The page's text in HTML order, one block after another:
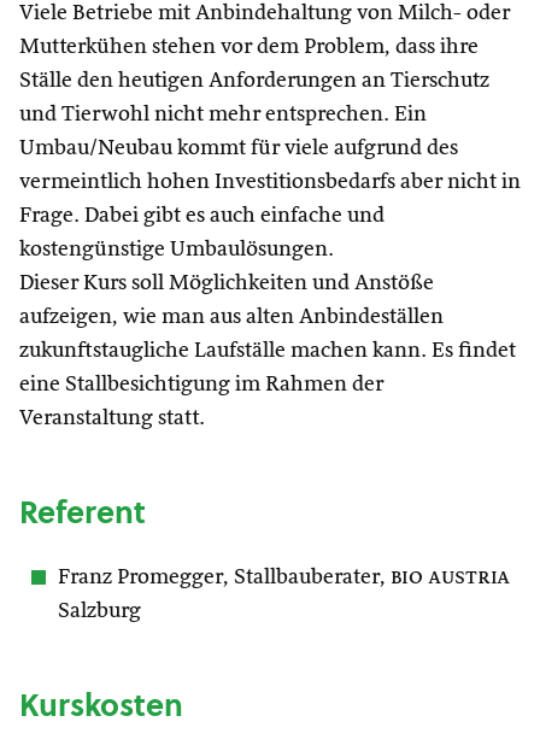
Viele Betriebe mit Anbindehaltung von Milch- oder
Mutterkühen stehen vor dem Problem, dass ihre
Ställe den heutigen Anforderungen an Tierschutz
und Tierwohl nicht mehr entsprechen. Ein
Umbau/Neubau kommt für viele aufgrund des
vermeintlich hohen Investitionsbedarfs aber nicht in
Frage. Dabei gibt es auch einfache und
kostengünstige Umbaulösungen.
Dieser Kurs soll Möglichkeiten und Anstöße
aufzeigen, wie man aus alten Anbindeställen
zukunftstaugliche Laufställe machen kann. Es findet
eine Stallbesichtigung im Rahmen der
Veranstaltung statt.
Referent
Franz Promegger, Stallbauberater, bio austria
Salzburg
Kurskosten